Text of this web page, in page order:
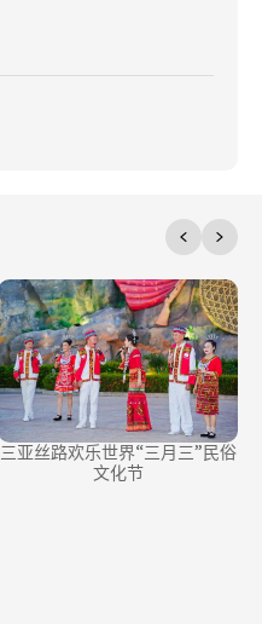
三亚丝路欢乐世界“三月三”民俗
文化节